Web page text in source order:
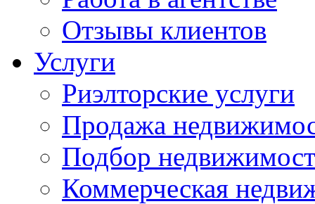
Отзывы клиентов
Услуги
Риэлторские услуги
Продажа
Подбор
Коммерческая